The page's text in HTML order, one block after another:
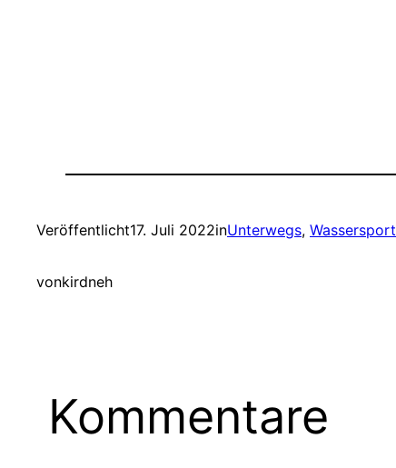
Veröffentlicht17. Juli 2022inUnterwegs, Wassersport
vonkirdneh
Kommentare